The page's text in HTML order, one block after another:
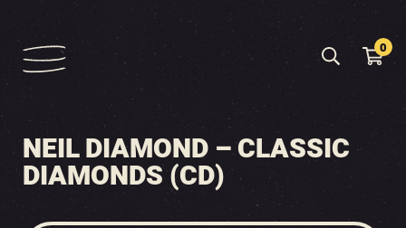
0
NEIL DIAMOND – CLASSIC
DIAMONDS (CD)